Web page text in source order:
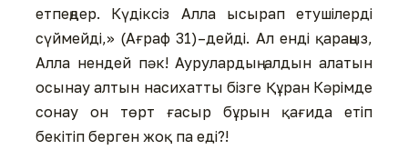
етпеңдер. Күдіксіз Алла ысырап етушілерді
сүймейді,» (Ағраф 31)–дейді. Ал енді қараңыз,
Алла нендей пәк! Аурулардың алдын алатын
осынау алтын насихатты бізге Құран Кәрімде
сонау он төрт ғасыр бұрын қағида етіп
бекітіп берген жоқ па еді?!